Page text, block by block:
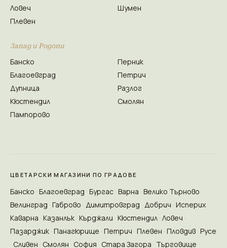
Ловеч
Плевен
Шумен
Запад и Родопи
Банско
Благоевград
Дупница
Кюстендил
Пампорово
Перник
Петрич
Разлог
Смолян
ЦВЕТАРСКИ МАГАЗИНИ ПО ГРАДОВЕ
Банско Благоевград Бургас Варна Велико Търново
Велинград Габрово Димитровград Добрич Исперих
Каварна Казанлък Кърджали Кюстендил Ловеч
Пазарджик Панагюрище Петрич Плевен Пловдив Русе
Сливен Смолян София Стара Загора Търговище